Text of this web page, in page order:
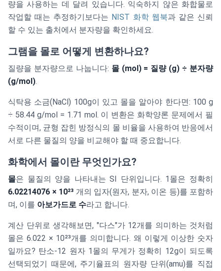
량을 사용하는 데 달려 있습니다. 익숙하지 않은 화합물로
작업할 때는 추정하기보다는 NIST 화학 웹북과 같은 신뢰
할 수 있는 출처에서 분자량을 확인하세요.
그램을 몰로 어떻게 변환하나요?
질량을 분자량으로 나눕니다: 몰 (mol) = 질량 (g) ÷ 분자량
(g/mol).
식탁용 소금(NaCl) 100g이 있고 몰을 알아야 한다면: 100 g
÷ 58.44 g/mol = 1.71 mol. 이 변환은 화학양론 문제에서 필
수적이며, 균형 잡힌 방정식의 몰 비율을 사용하여 반응에서
서로 다른 물질의 양을 비교해야 할 때 중요합니다.
화학에서 몰이란 무엇인가요?
몰은 물질의 양을 나타내는 SI 단위입니다. 1몰은 정확히
6.02214076 × 10²³ 개의 입자(원자, 분자, 이온 등)를 포함하
며, 이를 아보가드로 수라고 합니다.
계산 단위로 생각해보면, "다스"가 12개를 의미하는 것처럼
몰은 6.022 × 10²³개를 의미합니다. 왜 이렇게 이상한 숫자
일까요? 탄소-12 원자 1몰의 무게가 정확히 12g이 되도록
선택되었기 때문에, 주기율표의 원자량 단위(amu)를 직접